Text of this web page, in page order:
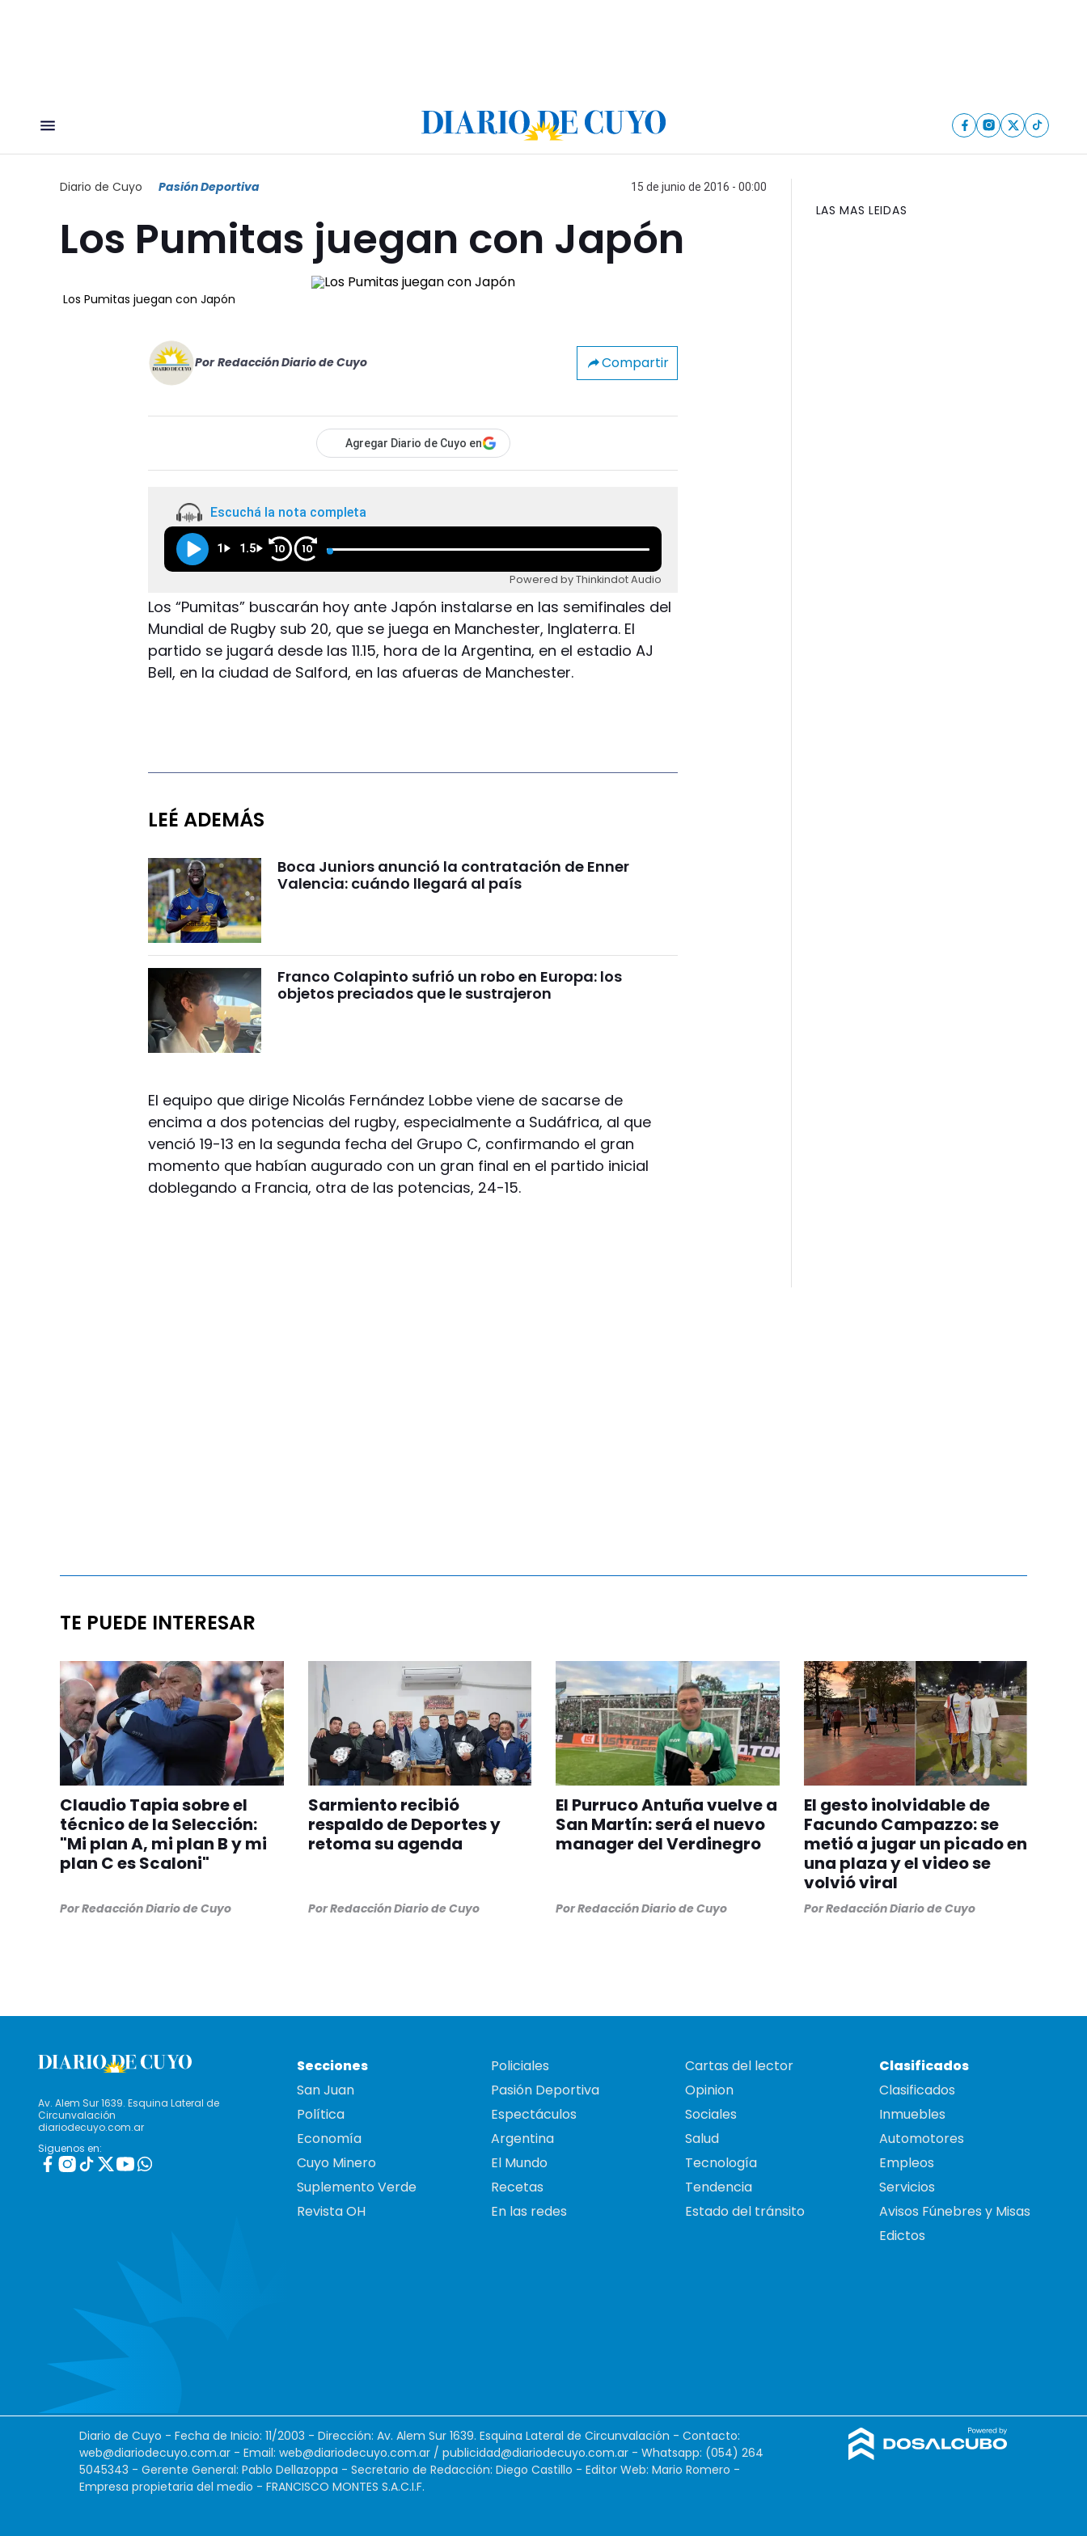
Diario de Cuyo Pasión Deportiva 15 de junio de 2016 - 00:00
Los Pumitas juegan con Japón
Los Pumitas juegan con Japón
Por Redacción Diario de Cuyo Compartir
Agregar Diario de Cuyo en
Escuchá la nota completa
1 1.5 10 10
Powered by Thinkindot Audio
Los “Pumitas” buscarán hoy ante Japón instalarse en las semifinales del
Mundial de Rugby sub 20, que se juega en Manchester, Inglaterra. El
partido se jugará desde las 11.15, hora de la Argentina, en el estadio AJ
Bell, en la ciudad de Salford, en las afueras de Manchester.
LEÉ ADEMÁS
Boca Juniors anunció la contratación de Enner
Valencia: cuándo llegará al país
Franco Colapinto sufrió un robo en Europa: los
objetos preciados que le sustrajeron
El equipo que dirige Nicolás Fernández Lobbe viene de sacarse de
encima a dos potencias del rugby, especialmente a Sudáfrica, al que
venció 19-13 en la segunda fecha del Grupo C, confirmando el gran
momento que habían augurado con un gran final en el partido inicial
doblegando a Francia, otra de las potencias, 24-15.
LAS MAS LEIDAS
TE PUEDE INTERESAR
Claudio Tapia sobre el
técnico de la Selección:
"Mi plan A, mi plan B y mi
plan C es Scaloni"
PorRedacción Diario de Cuyo
Sarmiento recibió
respaldo de Deportes y
retoma su agenda
PorRedacción Diario de Cuyo
El Purruco Antuña vuelve a
San Martín: será el nuevo
manager del Verdinegro
PorRedacción Diario de Cuyo
El gesto inolvidable de
Facundo Campazzo: se
metió a jugar un picado en
una plaza y el video se
volvió viral
PorRedacción Diario de Cuyo
Av. Alem Sur 1639. Esquina Lateral de
Circunvalación
diariodecuyo.com.ar
Siguenos en:
Secciones
San Juan
Política
Economía
Cuyo Minero
Suplemento Verde
Revista OH
Policiales
Pasión Deportiva
Espectáculos
Argentina
El Mundo
Recetas
En las redes
Cartas del lector
Opinion
Sociales
Salud
Tecnología
Tendencia
Estado del tránsito
Clasificados
Clasificados
Inmuebles
Automotores
Empleos
Servicios
Avisos Fúnebres y Misas
Edictos
Diario de Cuyo - Fecha de Inicio: 11/2003 - Dirección: Av. Alem Sur 1639. Esquina Lateral de Circunvalación - Contacto:
web@diariodecuyo.com.ar - Email: web@diariodecuyo.com.ar / publicidad@diariodecuyo.com.ar - Whatsapp: (054) 264
5045343 - Gerente General: Pablo Dellazoppa - Secretario de Redacción: Diego Castillo - Editor Web: Mario Romero -
Empresa propietaria del medio - FRANCISCO MONTES S.A.C.I.F.